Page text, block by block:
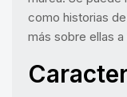
como historias
más sobre ellas